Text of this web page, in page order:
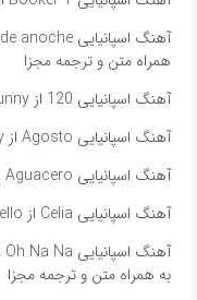
همراه متن و ترجمه مجزا
آهنگ اسپانیایی 120 از Bad Bunny به همراه متن و ترجمه مجزا
آهنگ اسپانیایی Agosto از Bad Bunny به همراه متن و ترجمه مجزا
آهنگ اسپانیایی Aguacero از Bad Bunny به همراه متن و ترجمه مجزا
آهنگ اسپانیایی Celia از Camila Cabello به همراه متن و ترجمه مجزا
به همراه متن و ترجمه مجزا